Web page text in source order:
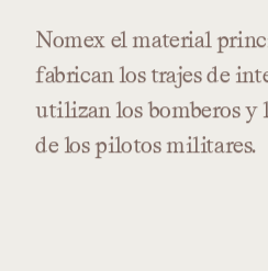
Nomex elmaterial
fabrican los trajesde
utilizan los bomberosy
de los pilotosmilitares.